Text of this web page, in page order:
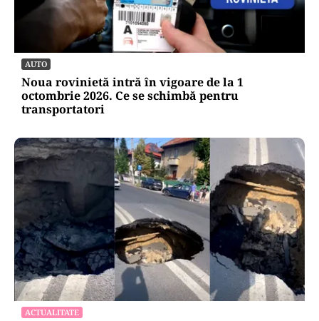
AUTO
Noua rovinietă intră în vigoare de la 1
octombrie 2026. Ce se schimbă pentru
transportatori
ACTUALITATE